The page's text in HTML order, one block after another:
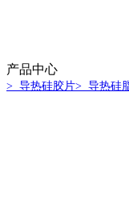
产品中心
> 导热硅胶片> 导热硅